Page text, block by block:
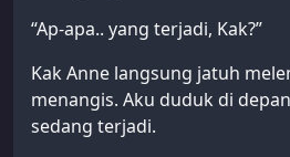
“Ap-apa.. yang terjadi, Kak?”
Kak Anne langsung jatuh
menangis. Aku duduk di
sedang terjadi.